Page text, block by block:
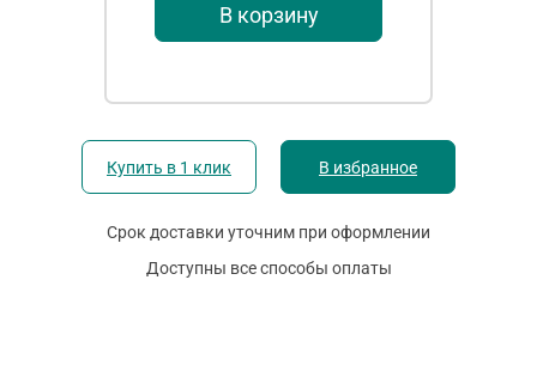
В корзину
Купить в 1 клик В избранное
Срок доставки уточним при оформлении
Доступны все способы оплаты